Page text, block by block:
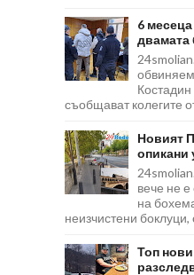
6
двамата
Костадин
съобщават колегите
Новият
опикани
вече не
на
неизчистени боклуци,
Топ